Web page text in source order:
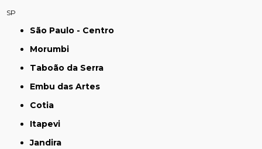
SP
São Paulo - Centro
Morumbi
Taboão da Serra
Embu das Artes
Cotia
Itapevi
Jandira